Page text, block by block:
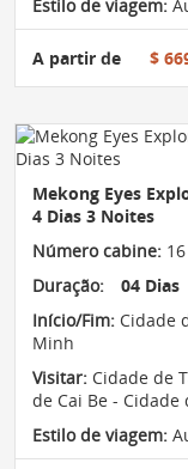
Estilo de viagem:
A partir de $
Mekong Eyes
4 Dias 3 Noites
Número cabine:
Duração:
04 Dias
Início/Fim: Cidade
Minh
Visitar: Cidade de
de Cai Be - Cidade
Estilo de viagem: